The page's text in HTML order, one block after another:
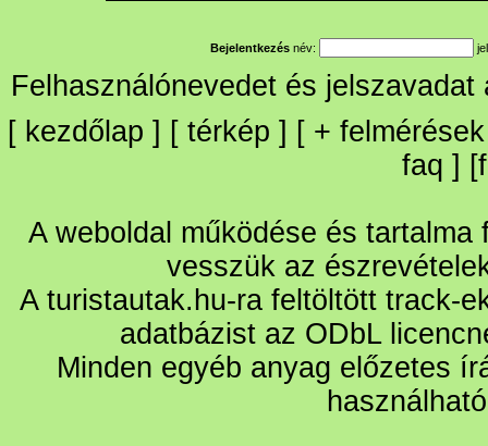
Bejelentkezés név:
Felhasználónevedet és
[ kezdőlap ] [ térkép ] [ + felmérések
faq ] [
A weboldal működése és
vesszük az
A turistautak.hu-ra feltöltött track-
adatbázist az ODbL
Minden egyéb anyag előzetes